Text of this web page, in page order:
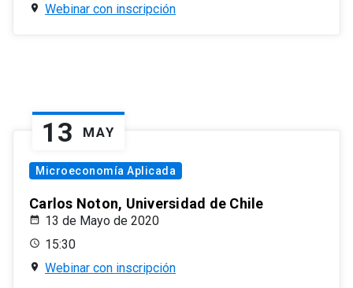
Webinar con inscripción
13 MAY
Microeconomía Aplicada
Carlos Noton, Universidad de Chile
13 de Mayo de 2020
15:30
Webinar con inscripción